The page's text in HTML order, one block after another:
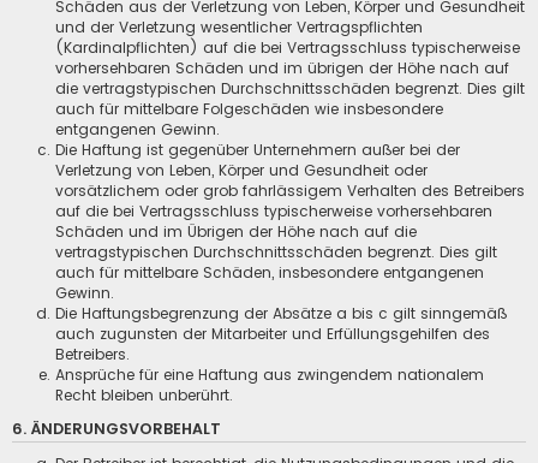
Schäden aus der Verletzung von Leben, Körper und Gesundheit
und der Verletzung wesentlicher Vertragspflichten
(Kardinalpflichten) auf die bei Vertragsschluss typischerweise
vorhersehbaren Schäden und im übrigen der Höhe nach auf
die vertragstypischen Durchschnittsschäden begrenzt. Dies gilt
auch für mittelbare Folgeschäden wie insbesondere
entgangenen Gewinn.
Die Haftung ist gegenüber Unternehmern außer bei der
Verletzung von Leben, Körper und Gesundheit oder
vorsätzlichem oder grob fahrlässigem Verhalten des Betreibers
auf die bei Vertragsschluss typischerweise vorhersehbaren
Schäden und im Übrigen der Höhe nach auf die
vertragstypischen Durchschnittsschäden begrenzt. Dies gilt
auch für mittelbare Schäden, insbesondere entgangenen
Gewinn.
Die Haftungsbegrenzung der Absätze a bis c gilt sinngemäß
auch zugunsten der Mitarbeiter und Erfüllungsgehilfen des
Betreibers.
Ansprüche für eine Haftung aus zwingendem nationalem
Recht bleiben unberührt.
6. ÄNDERUNGSVORBEHALT